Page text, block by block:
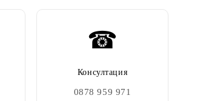
☎
Консултация
0878 959 971